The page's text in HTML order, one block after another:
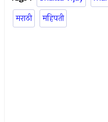
मराठी
महिपती